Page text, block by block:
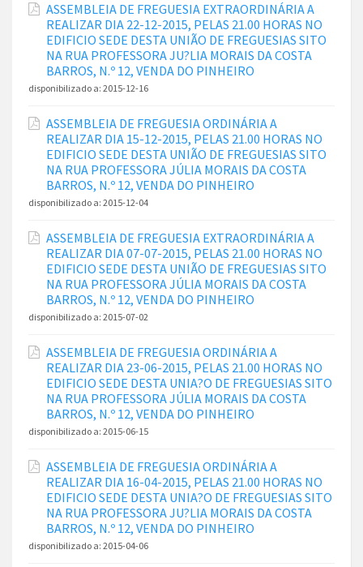
ASSEMBLEIA DE FREGUESIA EXTRAORDINÁRIA A
REALIZAR DIA 22-12-2015, PELAS 21.00 HORAS NO
EDIFICIO SEDE DESTA UNIÃO DE FREGUESIAS SITO
NA RUA PROFESSORA JU?LIA MORAIS DA COSTA
BARROS, N.º 12, VENDA DO PINHEIRO
disponibilizado a: 2015-12-16
ASSEMBLEIA DE FREGUESIA ORDINÁRIA A
REALIZAR DIA 15-12-2015, PELAS 21.00 HORAS NO
EDIFICIO SEDE DESTA UNIÃO DE FREGUESIAS SITO
NA RUA PROFESSORA JÚLIA MORAIS DA COSTA
BARROS, N.º 12, VENDA DO PINHEIRO
disponibilizado a: 2015-12-04
ASSEMBLEIA DE FREGUESIA EXTRAORDINÁRIA A
REALIZAR DIA 07-07-2015, PELAS 21.00 HORAS NO
EDIFICIO SEDE DESTA UNIÃO DE FREGUESIAS SITO
NA RUA PROFESSORA JÚLIA MORAIS DA COSTA
BARROS, N.º 12, VENDA DO PINHEIRO
disponibilizado a: 2015-07-02
ASSEMBLEIA DE FREGUESIA ORDINÁRIA A
REALIZAR DIA 23-06-2015, PELAS 21.00 HORAS NO
EDIFICIO SEDE DESTA UNIA?O DE FREGUESIAS SITO
NA RUA PROFESSORA JÚLIA MORAIS DA COSTA
BARROS, N.º 12, VENDA DO PINHEIRO
disponibilizado a: 2015-06-15
ASSEMBLEIA DE FREGUESIA ORDINÁRIA A
REALIZAR DIA 16-04-2015, PELAS 21.00 HORAS NO
EDIFICIO SEDE DESTA UNIA?O DE FREGUESIAS SITO
NA RUA PROFESSORA JU?LIA MORAIS DA COSTA
BARROS, N.º 12, VENDA DO PINHEIRO
disponibilizado a: 2015-04-06